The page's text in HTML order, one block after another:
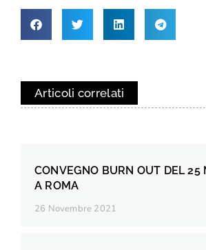
Articoli correlati
CONVEGNO BURN OUT DEL 25
A ROMA
26 Novembre 2021